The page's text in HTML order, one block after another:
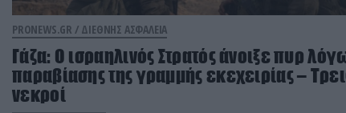
PRONEWS.GR / ΔΙΕΘΝΗΣ ΑΣΦΑΛΕΙΑ
Γάζα: Ο ισραηλινός Στρατός άνοιξε πυρ
παραβίασης της γραμμής εκεχειρίας –
νεκροί